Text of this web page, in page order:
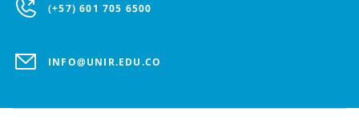
(+57) 601 705 6500
INFO@UNIR.EDU.CO